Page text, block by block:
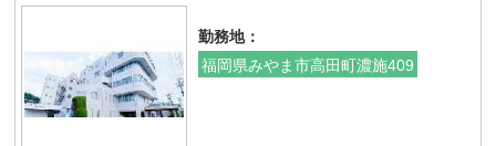
勤務地：
福岡県みやま市高田町濃施409